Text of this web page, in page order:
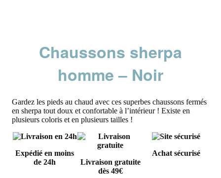
Chaussons sherpa
homme – Noir
Gardez les pieds au chaud avec ces superbes chaussons fermés
en sherpa tout doux et confortable à l’intérieur ! Existe en
plusieurs coloris et en plusieurs tailles !
Expédié en moins
de 24h
Livraison gratuite
dès 49€
Achat sécurisé